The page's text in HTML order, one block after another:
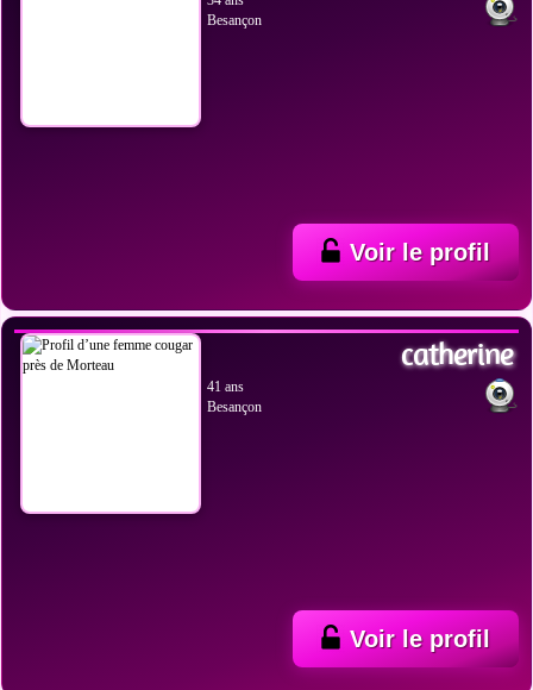
Besançon
Voir le profil
catherine
41 ans
Besançon
Voir le profil